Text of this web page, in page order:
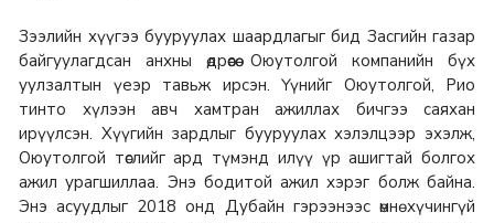
Зээлийн хүүгээ бууруулах шаардлагыг бид Засгийн газар
байгуулагдсан анхны өдрөөсөө Оюутолгой компанийн бүх
уулзалтын үеэр тавьж ирсэн. Үүнийг Оюутолгой, Рио
тинто хүлээн авч хамтран ажиллах бичгээ саяхан
ирүүлсэн. Хүүгийн зардлыг бууруулах хэлэлцээр эхэлж,
Оюутолгой төслийг ард түмэнд илүү үр ашигтай болгох
ажил урагшиллаа. Энэ бодитой ажил хэрэг болж байна.
Энэ асуудлыг 2018 онд Дубайн гэрээнээс өмнө хүчингүй